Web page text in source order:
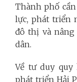
Thành phố
lực, phát triển
đô thị và nâng
dân.
Về tư duy quy
phát triển Hải